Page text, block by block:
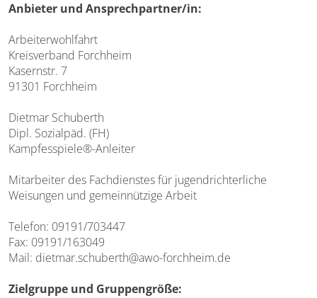
Anbieter und Ansprechpartner/in:
Arbeiterwohlfahrt
Kreisverband Forchheim
Kasernstr. 7
91301 Forchheim
Dietmar Schuberth
Dipl. Sozialpäd. (FH)
Kampfesspiele®-Anleiter
Mitarbeiter des Fachdienstes für jugendrichterliche
Weisungen und gemeinnützige Arbeit
Telefon: 09191/703447
Fax: 09191/163049
Mail: dietmar.schuberth@awo-forchheim.de
Zielgruppe und Gruppengröße: